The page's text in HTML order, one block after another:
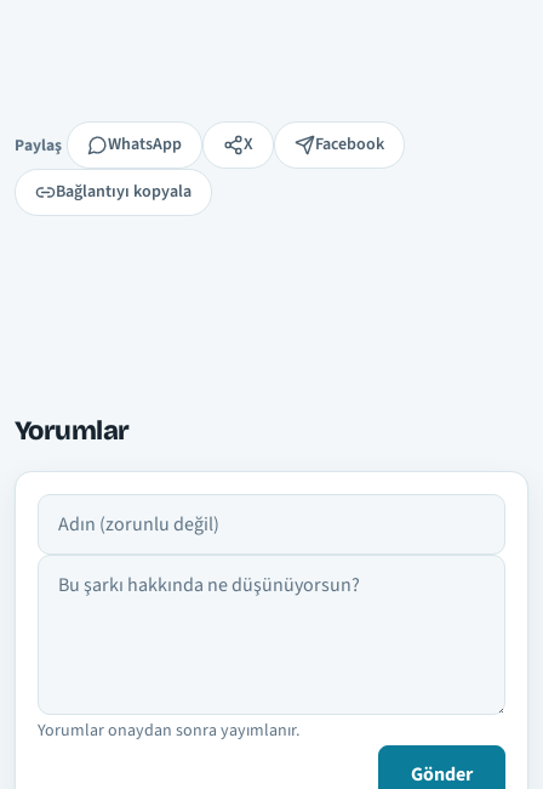
Paylaş
Paylaş WhatsApp X
Facebook
Bağlantıyı kopyala
Yorumlar
Adın
Yorumun
Yorumlar onaydan sonra yayımlanır.
Gönder